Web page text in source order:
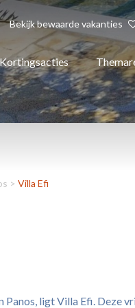
Bekijk bewaarde vakanties
Kortingsacties
> Villa Efi
Panos, ligt Villa Efi.